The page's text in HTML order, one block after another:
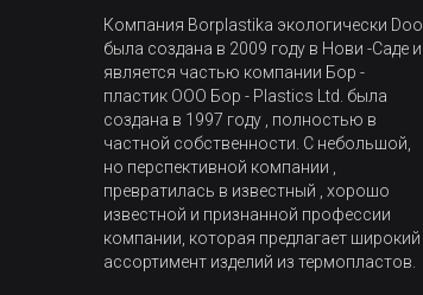
Компания Borplastika экологически Doo
была создана в 2009 году в Нови -Саде и
является частью компании Бор -
пластик ООО Бор - Plastics Ltd. была
создана в 1997 году , полностью в
частной собственности. С небольшой,
но перспективной компании ,
превратилась в известный , хорошо
известной и признанной профессии
компании, которая предлагает широкий
ассортимент изделий из термопластов.